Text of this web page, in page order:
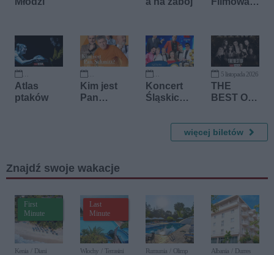
22 września 2026
Atlas
ptaków
11 października 2026
Kim jest
Pan
17 października 2026
Koncert
Śląskich
Szlagiero
Humorem
5 listopada 2026
THE
BEST OF -
WSZECH
CZASÓW
więcej biletów
Znajdź swoje wakacje
First
Minute
Kenia / Diani
Last
Minute
Włochy / Terrasini Rumunia / Olimp Albania / Durres